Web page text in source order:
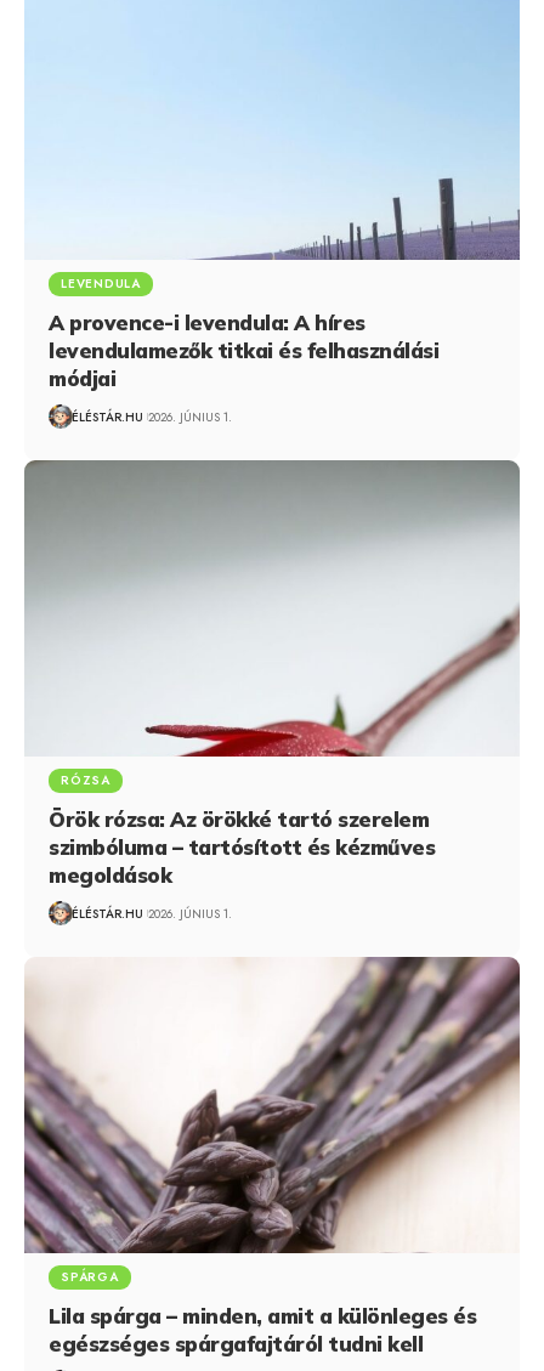
LEVENDULA
A provence-i levendula: A híres
levendulamezők titkai és felhasználási
módjai
ÉLÉSTÁR.HU 2026. JÚNIUS 1.
RÓZSA
Örök rózsa: Az örökké tartó szerelem
szimbóluma – tartósított és kézműves
megoldások
ÉLÉSTÁR.HU 2026. JÚNIUS 1.
SPÁRGA
Lila spárga – minden, amit a különleges és
egészséges spárgafajtáról tudni kell